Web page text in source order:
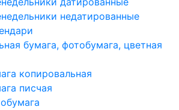
недатированные
бумага, фотобумага, цветная
копировальная
писчая